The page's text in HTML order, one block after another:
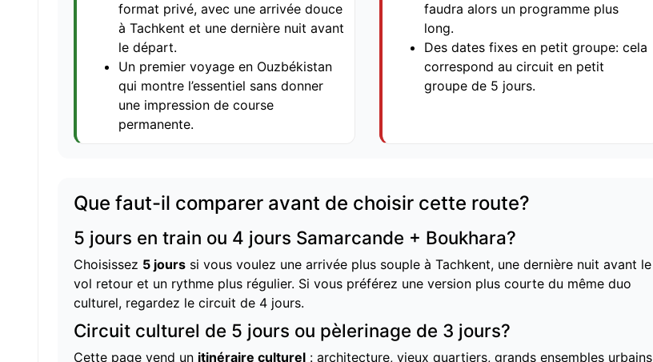
format privé, avec une arrivée douce
à Tachkent et une dernière nuit avant
le départ.
Un premier voyage en Ouzbékistan
qui montre l’essentiel sans donner
une impression de course
permanente.
faudra alors un programme plus
long.
Des dates fixes en petit groupe: cela
correspond au circuit en petit
groupe de 5 jours.
Que faut-il comparer avant de choisir cette route?
5 jours en train ou 4 jours Samarcande + Boukhara?
Choisissez 5 jours si vous voulez une arrivée plus souple à Tachkent, une dernière nuit avant le
vol retour et un rythme plus régulier. Si vous préférez une version plus courte du même duo
culturel, regardez le circuit de 4 jours.
Circuit culturel de 5 jours ou pèlerinage de 3 jours?
Cette page vend un itinéraire culturel : architecture, vieux quartiers, grands ensembles urbains